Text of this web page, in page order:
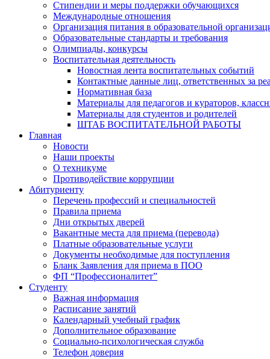
Стипендии и меры поддержки обучающихся
Международные отношения
Организация питания в образовательной
Образовательные стандарты и требования
Олимпиады, конкурсы
Воспитательная деятельность
Новостная лента воспитательных событий
Контактные данные лиц, ответственных за
Нормативная база
Материалы для педагогов и кураторов,
Материалы для студентов и родителей
ШТАБ ВОСПИТАТЕЛЬНОЙ РАБОТЫ
Главная
Новости
Наши проекты
О техникуме
Противодействие коррупции
Абитуриенту
Перечень профессий и специальностей
Правила приема
Дни открытых дверей
Вакантные места для приема (перевода)
Платные образовательные услуги
Документы необходимые для поступления
Бланк Заявления для приема в ПОО
ФП “Профессионалитет”
Студенту
Важная информация
Расписание занятий
Календарный учебный график
Дополнительное образование
Социально-психологическая служба
Телефон доверия